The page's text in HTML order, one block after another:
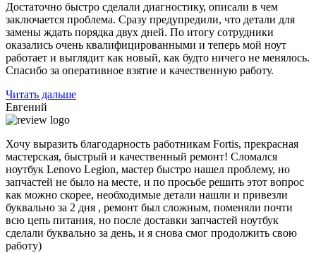
Достаточно быстро сделали диагностику, описали в чем
заключается проблема. Сразу предупредили, что детали для
замены ждать порядка двух дней. По итогу сотрудники
оказались очень квалифицированными и теперь мой ноут
работает и выглядит как новый, как будто ничего не менялось.
Спасибо за оперативное взятие и качественную работу.
Читать дальше
Евгений
Хочу выразить благодарность работникам Fortis, прекрасная
мастерская, быстрый и качественный ремонт! Сломался
ноутбук Lenovo Legion, мастер быстро нашел проблему, но
запчастей не было на месте, и по просьбе решить этот вопрос
как можно скорее, необходимые детали нашли и привезли
буквально за 2 дня , ремонт был сложным, поменяли почти
всю цепь питания, но после доставки запчастей ноутбук
сделали буквально за день, и я снова смог продолжить свою
работу)